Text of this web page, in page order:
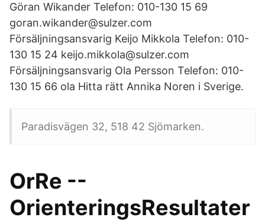
Göran Wikander Telefon: 010-130 15 69
goran.wikander@sulzer.com
Försäljningsansvarig Keijo Mikkola Telefon: 010-
130 15 24 keijo.mikkola@sulzer.com
Försäljningsansvarig Ola Persson Telefon: 010-
130 15 66 ola Hitta rätt Annika Noren i Sverige.
Paradisvägen 32, 518 42 Sjömarken.
OrRe --
OrienteringsResultater